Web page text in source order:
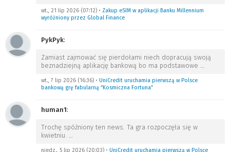
wt., 21 lip 2026 (07:12) • Zakup eSIM w aplikacji Banku Millennium
wyróżniony przez Global Finance
PykPyk:
Zamiast zajmować się pierdołami niech dopracują swoją
beznadziejną aplikację bankową bo ma podstawowe …
wt., 7 lip 2026 (16:36) • UniCredit uruchamia pierwszą w Polsce
bankową grę fabularną “Kosmiczna Fortuna”
human1:
Trochę spóźniony ten news. Ta gra rozpoczęła się w
kwietniu. …
niedz., 5 lip 2026 (20:03) • UniCredit uruchamia pierwszą w Polsce